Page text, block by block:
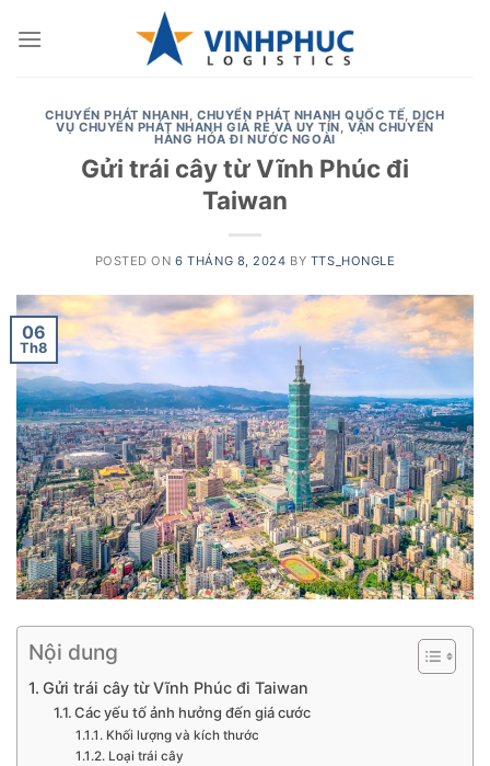
CHUYỂN PHÁT NHANH,CHUYỂN PHÁT NHANH QUỐC TẾ,DỊCH
VỤ CHUYỂN PHÁT NHANH GIÁ RẺ VÀ UY TÍN,VẬN CHUYỂN
HÀNG HÓA ĐI NƯỚC NGOÀI
Gửi trái cây từ Vĩnh Phúc đi
Taiwan
POSTED ON6 THÁNG 8, 2024 BY TTS_HONGLE
06
Th8
Nội dung
Gửi trái cây từ Vĩnh Phúc đi Taiwan
Các yếu tố ảnh hưởng đến giá cước
Khối lượng và kích thước
Loại trái cây